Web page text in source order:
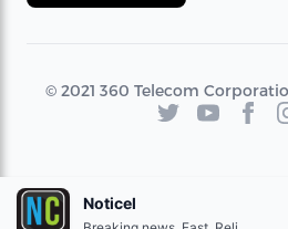
© 2021 360 Telecom
Noticel